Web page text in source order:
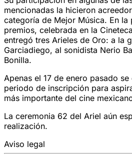
mencionadas la hicieron
categoría de Mejor Música. En la
premios, celebrada en la
entregó tres Arieles de Oro: a la
Garciadiego, al sonidista Nerio
Bonilla.
Apenas el 17 de enero pasado
periodo de inscripción para
más importante del cine
La ceremonia 62 del Ariel aún
realización.
Aviso legal